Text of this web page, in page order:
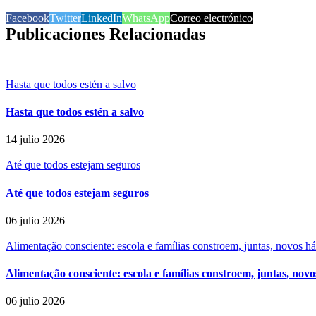
FacebookTwitterLinkedInWhatsAppCorreo electrónico
Publicaciones Relacionadas
Hasta que todos estén a salvo
Hasta que todos estén a salvo
14 julio 2026
Até que todos estejam seguros
Até que todos estejam seguros
06 julio 2026
Alimentação consciente: escola e famílias constroem, juntas, novos
Alimentação consciente: escola e famílias constroem, juntas,
06 julio 2026